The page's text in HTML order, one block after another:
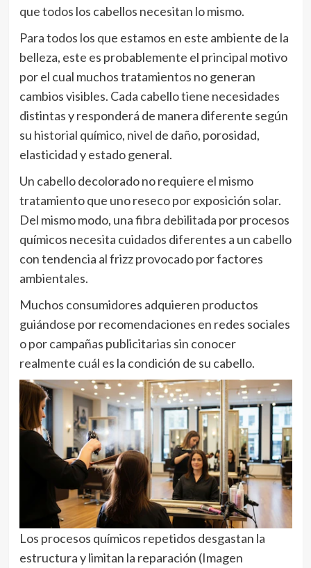
que todos los cabellos necesitan lo mismo.
Para todos los que estamos en este ambiente de la
belleza, este es probablemente el principal motivo
por el cual muchos tratamientos no generan
cambios visibles. Cada cabello tiene necesidades
distintas y responderá de manera diferente según
su historial químico, nivel de daño, porosidad,
elasticidad y estado general.
Un cabello decolorado no requiere el mismo
tratamiento que uno reseco por exposición solar.
Del mismo modo, una fibra debilitada por procesos
químicos necesita cuidados diferentes a un cabello
con tendencia al frizz provocado por factores
ambientales.
Muchos consumidores adquieren productos
guiándose por recomendaciones en redes sociales
o por campañas publicitarias sin conocer
realmente cuál es la condición de su cabello.
Los procesos químicos repetidos desgastan la
estructura y limitan la reparación (Imagen